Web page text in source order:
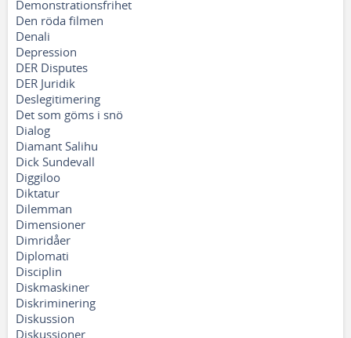
Demonstrationsfrihet
Den röda filmen
Denali
Depression
DER Disputes
DER Juridik
Deslegitimering
Det som göms i snö
Dialog
Diamant Salihu
Dick Sundevall
Diggiloo
Diktatur
Dilemman
Dimensioner
Dimridåer
Diplomati
Disciplin
Diskmaskiner
Diskriminering
Diskussion
Diskussioner